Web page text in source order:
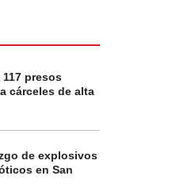
presos
cárceles de alta
de explosivos
en San